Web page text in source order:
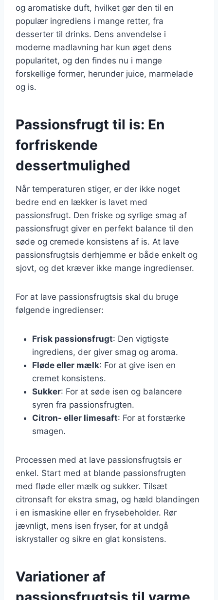
og aromatiske duft, hvilket gør den til en
populær ingrediens i mange retter, fra
desserter til drinks. Dens anvendelse i
moderne madlavning har kun øget dens
popularitet, og den findes nu i mange
forskellige former, herunder juice, marmelade
og is.
Passionsfrugt til is: En
forfriskende
dessertmulighed
Når temperaturen stiger, er der ikke noget
bedre end en lækker is lavet med
passionsfrugt. Den friske og syrlige smag af
passionsfrugt giver en perfekt balance til den
søde og cremede konsistens af is. At lave
passionsfrugtsis derhjemme er både enkelt og
sjovt, og det kræver ikke mange ingredienser.
For at lave passionsfrugtsis skal du bruge
følgende ingredienser:
Frisk passionsfrugt: Den vigtigste
ingrediens, der giver smag og aroma.
Fløde eller mælk: For at give isen en
cremet konsistens.
Sukker: For at søde isen og balancere
syren fra passionsfrugten.
Citron- eller limesaft: For at forstærke
smagen.
Processen med at lave passionsfrugtsis er
enkel. Start med at blande passionsfrugten
med fløde eller mælk og sukker. Tilsæt
citronsaft for ekstra smag, og hæld blandingen
i en ismaskine eller en frysebeholder. Rør
jævnligt, mens isen fryser, for at undgå
iskrystaller og sikre en glat konsistens.
Variationer af